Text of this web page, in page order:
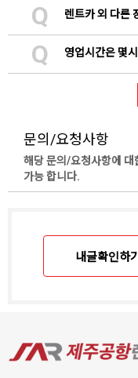
Q 렌트카 외 다른
Q 영업시간은 몇
문의/요청사항
해당 문의/요청사항에
가능 합니다.
내글확인하기